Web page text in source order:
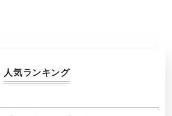
人気ランキング